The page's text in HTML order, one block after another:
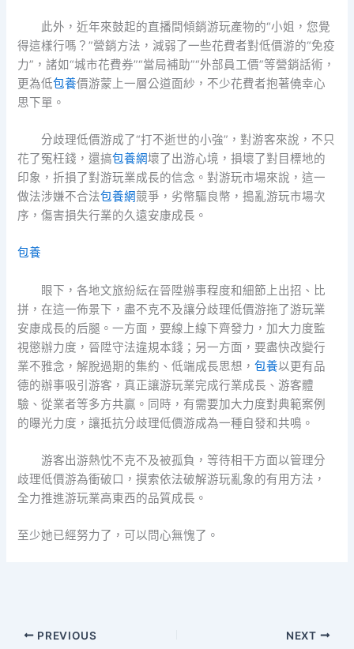
此外，近年來鼓起的直播間傾銷游玩產物的“小姐，您覺
得這樣行嗎？”營銷方法，減弱了一些花費者對低價游的“免疫
力”，諸如“城市花費券”“當局補助”“外部員工價”等營銷話術，
更為低包養價游蒙上一層公道面紗，不少花費者抱著僥幸心
思下單。
分歧理低價游成了“打不逝世的小強”，對游客來說，不只
花了冤枉錢，還搞包養網壞了出游心境，損壞了對目標地的
印象，折損了對游玩業成長的信念。對游玩市場來說，這一
做法涉嫌不合法包養網競爭，劣幣驅良幣，搗亂游玩市場次
序，傷害損失行業的久遠安康成長。
包養
眼下，各地文旅紛紜在晉陞辦事程度和細節上出招、比
拼，在這一佈景下，盡不克不及讓分歧理低價游拖了游玩業
安康成長的后腿。一方面，要線上線下齊發力，加大力度監
視懲辦力度，晉陞守法違規本錢；另一方面，要盡快改變行
業不雅念，解脫過期的集約、低端成長思想，包養以更有品
德的辦事吸引游客，真正讓游玩業完成行業成長、游客體
驗、從業者等多方共贏。同時，有需要加大力度對典範案例
的曝光力度，讓抵抗分歧理低價游成為一種自發和共鳴。
游客出游熱忱不克不及被孤負，等待相干方面以管理分
歧理低價游為衝破口，摸索依法破解游玩亂象的有用方法，
全力推進游玩業高東西的品質成長。
至少她已經努力了，可以問心無愧了。
PREVIOUS NEXT